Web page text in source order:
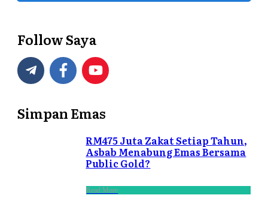
Follow Saya
Simpan Emas
RM475 Juta Zakat Setiap Tahun,
Asbab Menabung Emas Bersama
Public Gold?
Read More